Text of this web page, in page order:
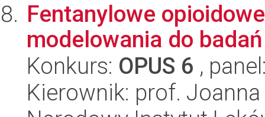
Fentanylowe
modelowania do
Konkurs: OPUS 6 ,
Kierownik: prof. Joanna